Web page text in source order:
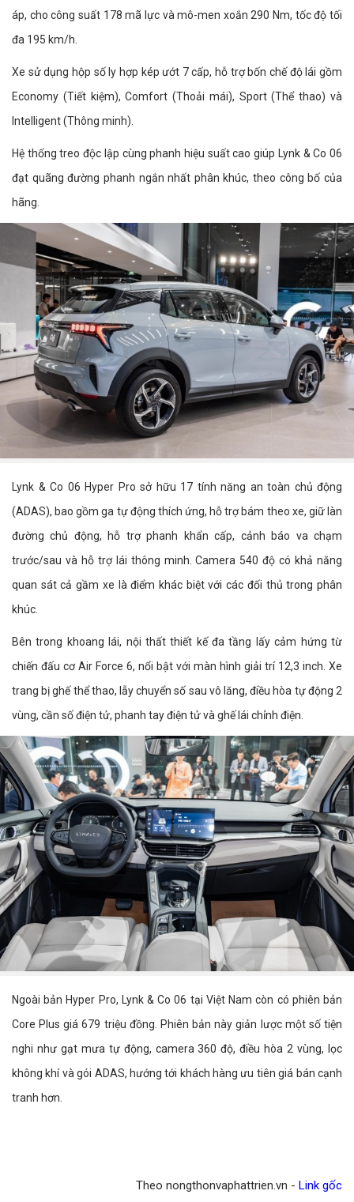
áp, cho công suất 178 mã lực và mô-men xoắn 290 Nm, tốc độ tối
đa 195 km/h.
Xe sử dụng hộp số ly hợp kép ướt 7 cấp, hỗ trợ bốn chế độ lái gồm
Economy (Tiết kiệm), Comfort (Thoải mái), Sport (Thể thao) và
Intelligent (Thông minh).
Hệ thống treo độc lập cùng phanh hiệu suất cao giúp Lynk & Co 06
đạt quãng đường phanh ngắn nhất phân khúc, theo công bố của
hãng.
Lynk & Co 06 Hyper Pro sở hữu 17 tính năng an toàn chủ động
(ADAS), bao gồm ga tự động thích ứng, hỗ trợ bám theo xe, giữ làn
đường chủ động, hỗ trợ phanh khẩn cấp, cảnh báo va chạm
trước/sau và hỗ trợ lái thông minh. Camera 540 độ có khả năng
quan sát cả gầm xe là điểm khác biệt với các đối thủ trong phân
khúc.
Bên trong khoang lái, nội thất thiết kế đa tầng lấy cảm hứng từ
chiến đấu cơ Air Force 6, nổi bật với màn hình giải trí 12,3 inch. Xe
trang bị ghế thể thao, lẫy chuyển số sau vô lăng, điều hòa tự động 2
vùng, cần số điện tử, phanh tay điện tử và ghế lái chỉnh điện.
Ngoài bản Hyper Pro, Lynk & Co 06 tại Việt Nam còn có phiên bản
Core Plus giá 679 triệu đồng. Phiên bản này giản lược một số tiện
nghi như gạt mưa tự động, camera 360 độ, điều hòa 2 vùng, lọc
không khí và gói ADAS, hướng tới khách hàng ưu tiên giá bán cạnh
tranh hơn.
Theo nongthonvaphattrien.vn - Link gốc